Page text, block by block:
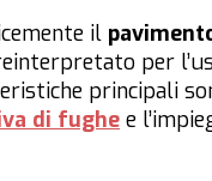
il
per
principali
di fughe e